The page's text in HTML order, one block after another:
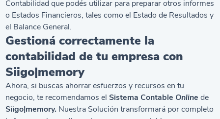
Contabilidad que podés utilizar para preparar otros informes
o Estados Financieros, tales como el Estado de Resultados y
el Balance General.
Gestioná correctamente la
contabilidad de tu empresa con
Siigo|memory
Ahora, si buscas ahorrar esfuerzos y recursos en tu
negocio, te recomendamos elSistema Contable Online de
Siigo|memory. Nuestra Solución transformará por completo